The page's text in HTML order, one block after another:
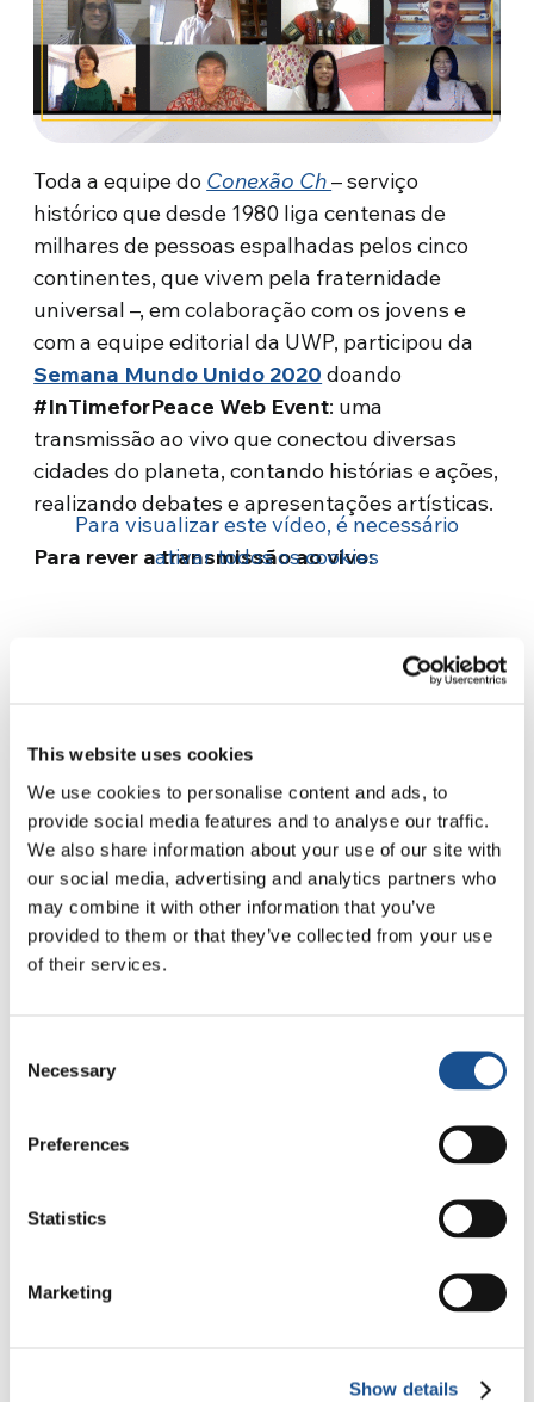
This website uses cookies
We use cookies to personalise content and ads, to
provide social media features and to analyse our traffic.
We also share information about your use of our site with
our social media, advertising and analytics partners who
may combine it with other information that you’ve
provided to them or that they’ve collected from your use
of their services.
Selection
Necessary
Preferences
Statistics
Marketing
Show details
Toda a equipe do Conexão Ch– serviço
histórico que desde 1980 liga centenas de
milhares de pessoas espalhadas pelos cinco
continentes, que vivem pela fraternidade
universal –, em colaboração com os jovens e
com a equipe editorial da UWP, participou da
Semana Mundo Unido 2020 doando
#InTimeforPeace Web Event: uma
transmissão ao vivo que conectou diversas
cidades do planeta, contando histórias e ações,
realizando debates e apresentações artísticas.
Para rever a transmissão ao vivo:
Para visualizar este vídeo, é necessário
ativar todos os cookies
Related News
Da América do Sul, três
histórias de ecologia, esporte
e saúde
30 de julho de 2026
Como Toronto vive a Copa do